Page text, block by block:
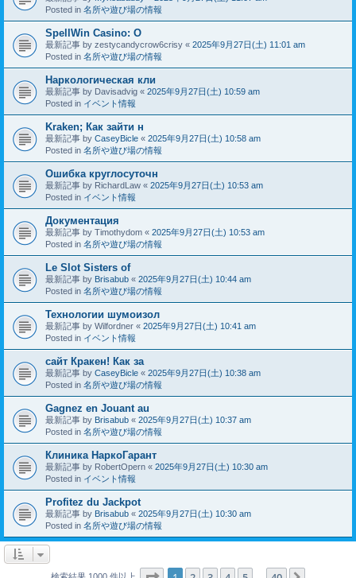
Posted in 名所や遊び場の情報
SpellWin Casino: O
最新記事 by zestycandycrow6crisy « 2025年9月27日(土) 11:01 am
Posted in 名所や遊び場の情報
Наркологическая кли
最新記事 by Davisadvig « 2025年9月27日(土) 10:59 am
Posted in イベント情報
Kraken; Как зайти н
最新記事 by CaseyBicle « 2025年9月27日(土) 10:58 am
Posted in 名所や遊び場の情報
Ошибка круглосуточн
最新記事 by RichardLaw « 2025年9月27日(土) 10:53 am
Posted in イベント情報
Документация
最新記事 by Timothydom « 2025年9月27日(土) 10:53 am
Posted in 名所や遊び場の情報
Le Slot Sisters of
最新記事 by Brisabub « 2025年9月27日(土) 10:44 am
Posted in 名所や遊び場の情報
Технологии шумоизол
最新記事 by Wilfordner « 2025年9月27日(土) 10:41 am
Posted in イベント情報
сайт Кракен! Как за
最新記事 by CaseyBicle « 2025年9月27日(土) 10:38 am
Posted in 名所や遊び場の情報
Gagnez en Jouant au
最新記事 by Brisabub « 2025年9月27日(土) 10:37 am
Posted in 名所や遊び場の情報
Клиника НаркоГарант
最新記事 by RobertOpern « 2025年9月27日(土) 10:30 am
Posted in イベント情報
Profitez du Jackpot
最新記事 by Brisabub « 2025年9月27日(土) 10:30 am
Posted in 名所や遊び場の情報
検索結果 1000 件以上